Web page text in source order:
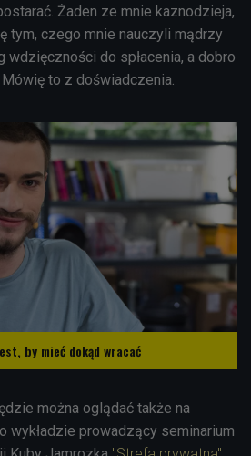
Żaden ze mnie kaznodzieja,
tym, czego mnie nauczyli mądrzy
wdzięczności do spłacenia, a dobro
to z doświadczenia.
by mieć dokąd wracać
można oglądać także na
wykładzie prowadzący seminarium